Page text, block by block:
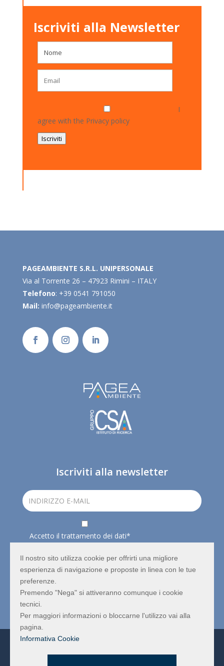
Iscriviti alla Newsletter
I
agree with the Privacy policy
Iscriviti
PAGEAMBIENTE S.R.L. UNIPERSONALE
Via al Torrente 26 – 47923 Rimini – ITALY
Telefono: +39 0541 791050
Mail: info@pageambiente.it
Iscriviti alla newsletter
Accetto il trattamento dei dati*
consenso al trattamento dei dati.
Rimini al n. 04216010407
Il nostro sito utilizza cookie per offrirti una migliore
esperienza di navigazione e proposte in linea con le tue
preferenze.
Premendo "Nega" si attiveranno comunque i cookie
tecnici.
Per maggiori informazioni o bloccarne l'utilizzo vai alla
pagina.
Informativa Cookie